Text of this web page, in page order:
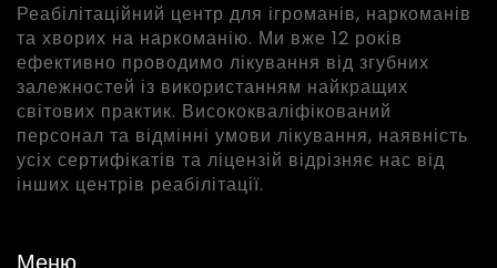
Реабілітаційний центр для ігроманів, наркоманів
та хворих на наркоманію. Ми вже 12 років
ефективно проводимо лікування від згубних
залежностей із використанням найкращих
світових практик. Висококваліфікований
персонал та відмінні умови лікування, наявність
усіх сертифікатів та ліцензій відрізняє нас від
інших центрів реабілітації.